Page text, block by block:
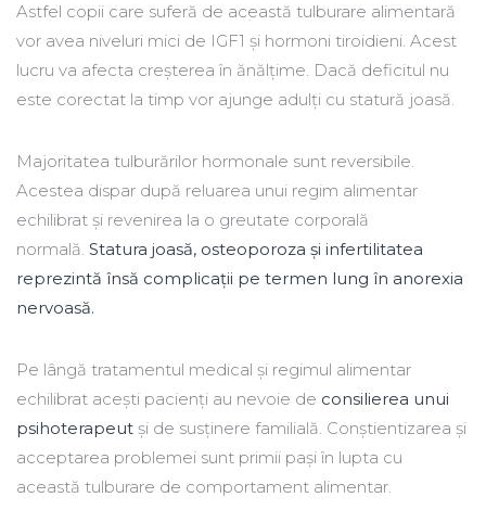
Astfel copii care suferă de această tulburare alimentară
vor avea niveluri mici de IGF1 și hormoni tiroidieni. Acest
lucru va afecta creșterea în ănălțime. Dacă deficitul nu
este corectat la timp vor ajunge adulți cu statură joasă.
Majoritatea tulburărilor hormonale sunt reversibile.
Acestea dispar după reluarea unui regim alimentar
echilibrat și revenirea la o greutate corporală
normală. Statura joasă, osteoporoza și infertilitatea
reprezintă însă complicații pe termen lung în anorexia
nervoasă.
Pe lângă tratamentul medical și regimul alimentar
echilibrat acești pacienți au nevoie de consilierea unui
psihoterapeut și de susținere familială. Conștientizarea și
acceptarea problemei sunt primii pași în lupta cu
această tulburare de comportament alimentar.